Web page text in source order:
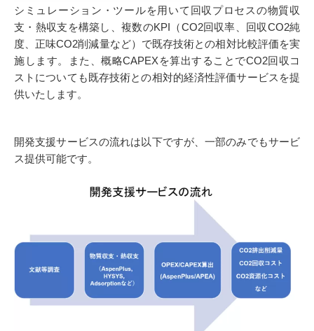
シミュレーション・ツールを用いて回収プロセスの物質収
支・熱収支を構築し、複数のKPI（CO2回収率、回収CO2純
度、正味CO2削減量など）で既存技術との相対比較評価を実
施します。また、概略CAPEXを算出することでCO2回収コ
ストについても既存技術との相対的経済性評価サービスを提
供いたします。
開発支援サービスの流れは以下ですが、一部のみでもサービ
ス提供可能です。